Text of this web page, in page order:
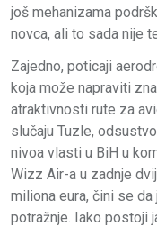
još mehanizama
novca, ali to sada nije
Zajedno, poticaji
koja može napraviti
atraktivnosti rute za
slučaju Tuzle,
nivoa vlasti u BiH u
Wizz Air-a u zadnje
miliona eura, čini se
potražnje. Iako postoji